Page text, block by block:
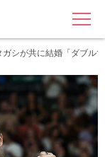
MENU
ガシが共に結婚「ダブル